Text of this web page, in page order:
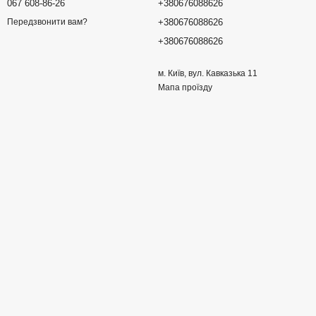
067 608-86-26
Передзвонити вам?
+380676088626
+380676088626
+380676088626
м. Київ, вул. Кавказька 11
Мапа проїзду